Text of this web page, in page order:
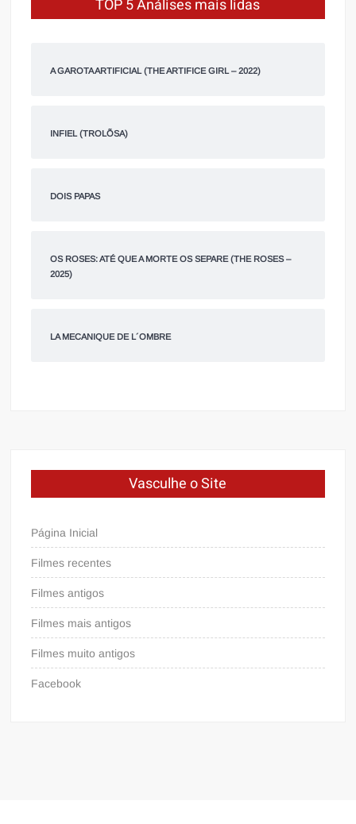
TOP 5 Análises mais lidas
A GAROTA ARTIFICIAL (THE ARTIFICE GIRL – 2022)
INFIEL (TROLÕSA)
DOIS PAPAS
OS ROSES: ATÉ QUE A MORTE OS SEPARE (THE ROSES –
2025)
LA MECANIQUE DE L´OMBRE
Vasculhe o Site
Página Inicial
Filmes recentes
Filmes antigos
Filmes mais antigos
Filmes muito antigos
Facebook